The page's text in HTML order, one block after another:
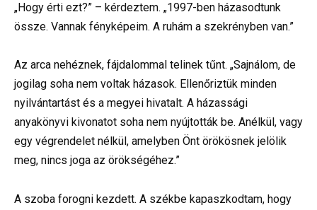
„Hogy érti ezt?” – kérdeztem. „1997-ben házasodtunk
össze. Vannak fényképeim. A ruhám a szekrényben van.”
Az arca nehéznek, fájdalommal telinek tűnt. „Sajnálom, de
jogilag soha nem voltak házasok. Ellenőriztük minden
nyilvántartást és a megyei hivatalt. A házassági
anyakönyvi kivonatot soha nem nyújtották be. Anélkül, vagy
egy végrendelet nélkül, amelyben Önt örökösnek jelölik
meg, nincs joga az örökségéhez.”
A szoba forogni kezdett. A székbe kapaszkodtam, hogy